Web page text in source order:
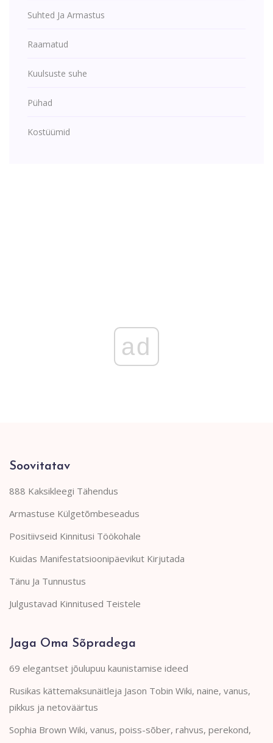
Suhted Ja Armastus
Raamatud
Kuulsuste suhe
Pühad
Kostüümid
ad
Soovitatav
888 Kaksikleegi Tähendus
Armastuse Külgetõmbeseadus
Positiivseid Kinnitusi Töökohale
Kuidas Manifestatsioonipäevikut Kirjutada
Tänu Ja Tunnustus
Julgustavad Kinnitused Teistele
Jaga Oma Sõpradega
69 elegantset jõulupuu kaunistamise ideed
Rusikas kättemaksunäitleja Jason Tobin Wiki, naine, vanus,
pikkus ja netoväärtus
Sophia Brown Wiki, vanus, poiss-sõber, rahvus, perekond,